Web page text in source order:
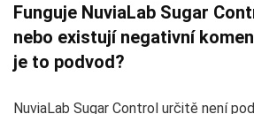
Funguje NuviaLab Sugar
nebo existují negativní
je to podvod?
NuviaLab Sugar Control určitě není